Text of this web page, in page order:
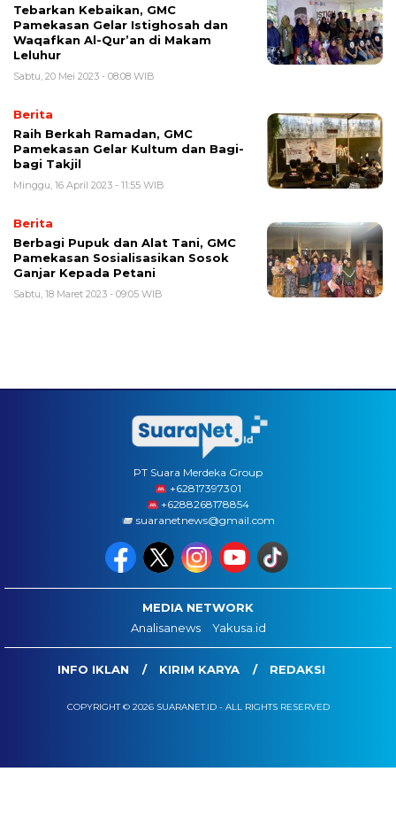
Tebarkan Kebaikan, GMC
Pamekasan Gelar Istighosah dan
Waqafkan Al-Qur’an di Makam
Leluhur
Sabtu, 20 Mei 2023 - 08:08 WIB
Berita
Raih Berkah Ramadan, GMC
Pamekasan Gelar Kultum dan Bagi-
bagi Takjil
Minggu, 16 April 2023 - 11:55 WIB
Berita
Berbagi Pupuk dan Alat Tani, GMC
Pamekasan Sosialisasikan Sosok
Ganjar Kepada Petani
Sabtu, 18 Maret 2023 - 09:05 WIB
PT Suara Merdeka Group
‪+62817397301
+6288268178854
suaranetnews@gmail.com
MEDIA NETWORK
Analisanews
Yakusa.id
INFO IKLAN KIRIM KARYA REDAKSI
COPYRIGHT © 2026 SUARANET.ID - ALL RIGHTS RESERVED